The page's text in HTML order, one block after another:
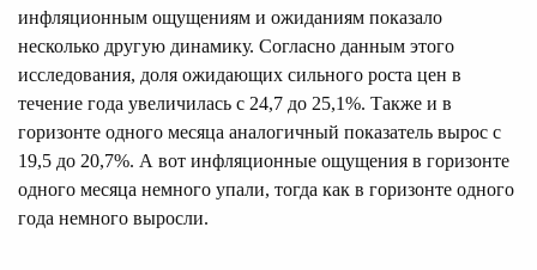
инфляционным ощущениям и ожиданиям показало
несколько другую динамику. Согласно данным этого
исследования, доля ожидающих сильного роста цен в
течение года увеличилась с 24,7 до 25,1%. Также и в
горизонте одного месяца аналогичный показатель вырос с
19,5 до 20,7%. А вот инфляционные ощущения в горизонте
одного месяца немного упали, тогда как в горизонте одного
года немного выросли.